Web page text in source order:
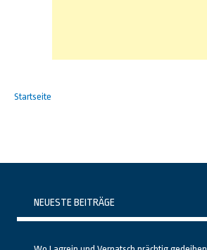
Startseite
NEUESTE BEITRÄGE